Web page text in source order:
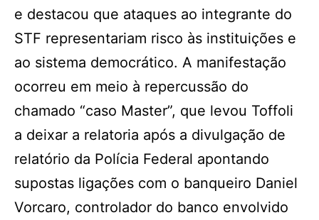
e destacou que ataques ao integrante do
STF representariam risco às instituições e
ao sistema democrático. A manifestação
ocorreu em meio à repercussão do
chamado “caso Master”, que levou Toffoli
a deixar a relatoria após a divulgação de
relatório da Polícia Federal apontando
supostas ligações com o banqueiro Daniel
Vorcaro, controlador do banco envolvido